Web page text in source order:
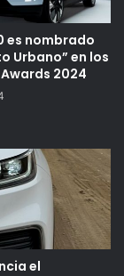
es nombrado
Urbano” en los
2024
el